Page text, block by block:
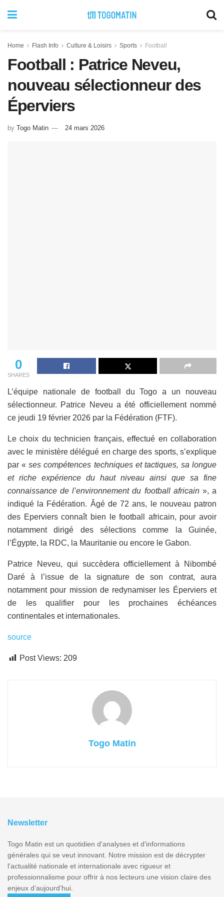
Home Flash Info Culture & Loisirs Sports Football
Football : Patrice Neveu,
nouveau sélectionneur des
Éperviers
by Togo Matin 24 mars 2026
0
SHARES
L’équipe nationale de football du Togo a un nouveau
sélectionneur. Patrice Neveu a été officiellement nommé
ce jeudi 19 février 2026 par la Fédération (FTF).
Le choix du technicien français, effectué en collaboration
avec le ministère délégué en charge des sports, s’explique
par «ses compétences techniques et tactiques, sa longue
et riche expérience du haut niveau ainsi que sa fine
connaissance de l’environnement du football africain », a
indiqué la Fédération. Âgé de 72 ans, le nouveau patron
des Eperviers connaît bien le football africain, pour avoir
notamment dirigé des sélections comme la Guinée,
l’Égypte, la RDC, la Mauritanie ou encore le Gabon.
Patrice Neveu, qui succèdera officiellement à Nibombé
Daré à l’issue de la signature de son contrat, aura
notamment pour mission de redynamiser les Éperviers et
de les qualifier pour les prochaines échéances
continentales et internationales.
source
Post Views: 209
Togo Matin
Newsletter
Togo Matin est un quotidien d'analyses et d'informations
générales qui se veut innovant. Notre mission est de décrypter
l'actualité nationale et internationale avec rigueur et
professionnalisme pour offrir à nos lecteurs une vision claire des
enjeux d’aujourd’hui.